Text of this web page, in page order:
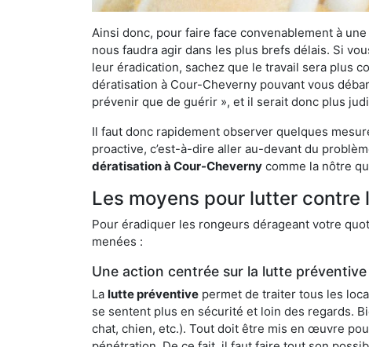
Ainsi donc, pour faire face convenablement à
nous faudra agir dans les plus brefs délais. Si
leur éradication, sachez que le travail sera plus
dératisation à Cour-Cheverny pouvant vous
prévenir que de guérir », et il serait donc plus
Il faut donc rapidement observer quelques
proactive, c’est-à-dire aller au-devant du
dératisation à Cour-Cheverny comme la nôtre
Les moyens pour lutter
Pour éradiquer les rongeurs dérageant votre
menées :
Une action centrée sur la lutte préventive
La lutte préventive permet de traiter tous les
se sentent plus en sécurité et loin des regards.
chat, chien, etc.). Tout doit être mis en œuvre